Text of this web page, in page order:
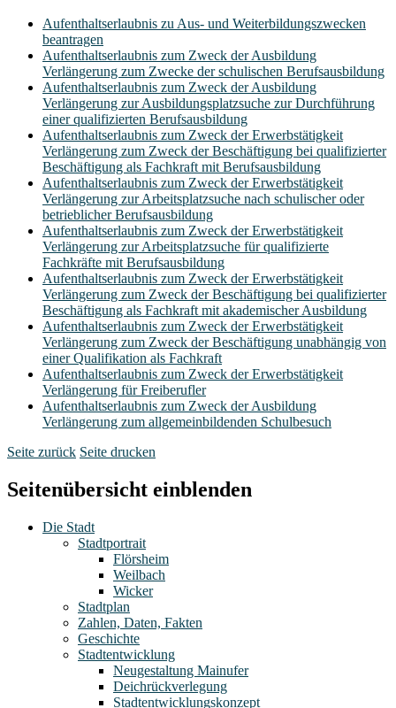
Aufenthaltserlaubnis zu Aus- und Weiterbildungszwecken
beantragen
Aufenthaltserlaubnis zum Zweck der Ausbildung
Verlängerung zum Zwecke der schulischen Berufsausbildung
Aufenthaltserlaubnis zum Zweck der Ausbildung
Verlängerung zur Ausbildungsplatzsuche zur Durchführung
einer qualifizierten Berufsausbildung
Aufenthaltserlaubnis zum Zweck der Erwerbstätigkeit
Verlängerung zum Zweck der Beschäftigung bei qualifizierter
Beschäftigung als Fachkraft mit Berufsausbildung
Aufenthaltserlaubnis zum Zweck der Erwerbstätigkeit
Verlängerung zur Arbeitsplatzsuche nach schulischer oder
betrieblicher Berufsausbildung
Aufenthaltserlaubnis zum Zweck der Erwerbstätigkeit
Verlängerung zur Arbeitsplatzsuche für qualifizierte
Fachkräfte mit Berufsausbildung
Aufenthaltserlaubnis zum Zweck der Erwerbstätigkeit
Verlängerung zum Zweck der Beschäftigung bei qualifizierter
Beschäftigung als Fachkraft mit akademischer Ausbildung
Aufenthaltserlaubnis zum Zweck der Erwerbstätigkeit
Verlängerung zum Zweck der Beschäftigung unabhängig von
einer Qualifikation als Fachkraft
Aufenthaltserlaubnis zum Zweck der Erwerbstätigkeit
Verlängerung für Freiberufler
Aufenthaltserlaubnis zum Zweck der Ausbildung
Verlängerung zum allgemeinbildenden Schulbesuch
Seite zurück Seite drucken
Seitenübersicht einblenden
Die Stadt
Stadtportrait
Flörsheim
Weilbach
Wicker
Stadtplan
Zahlen, Daten, Fakten
Geschichte
Stadtentwicklung
Neugestaltung Mainufer
Deichrückverlegung
Stadtentwicklungskonzept